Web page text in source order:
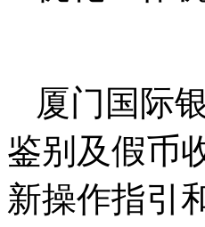
厦门国际
鉴别及假币
新操作指引